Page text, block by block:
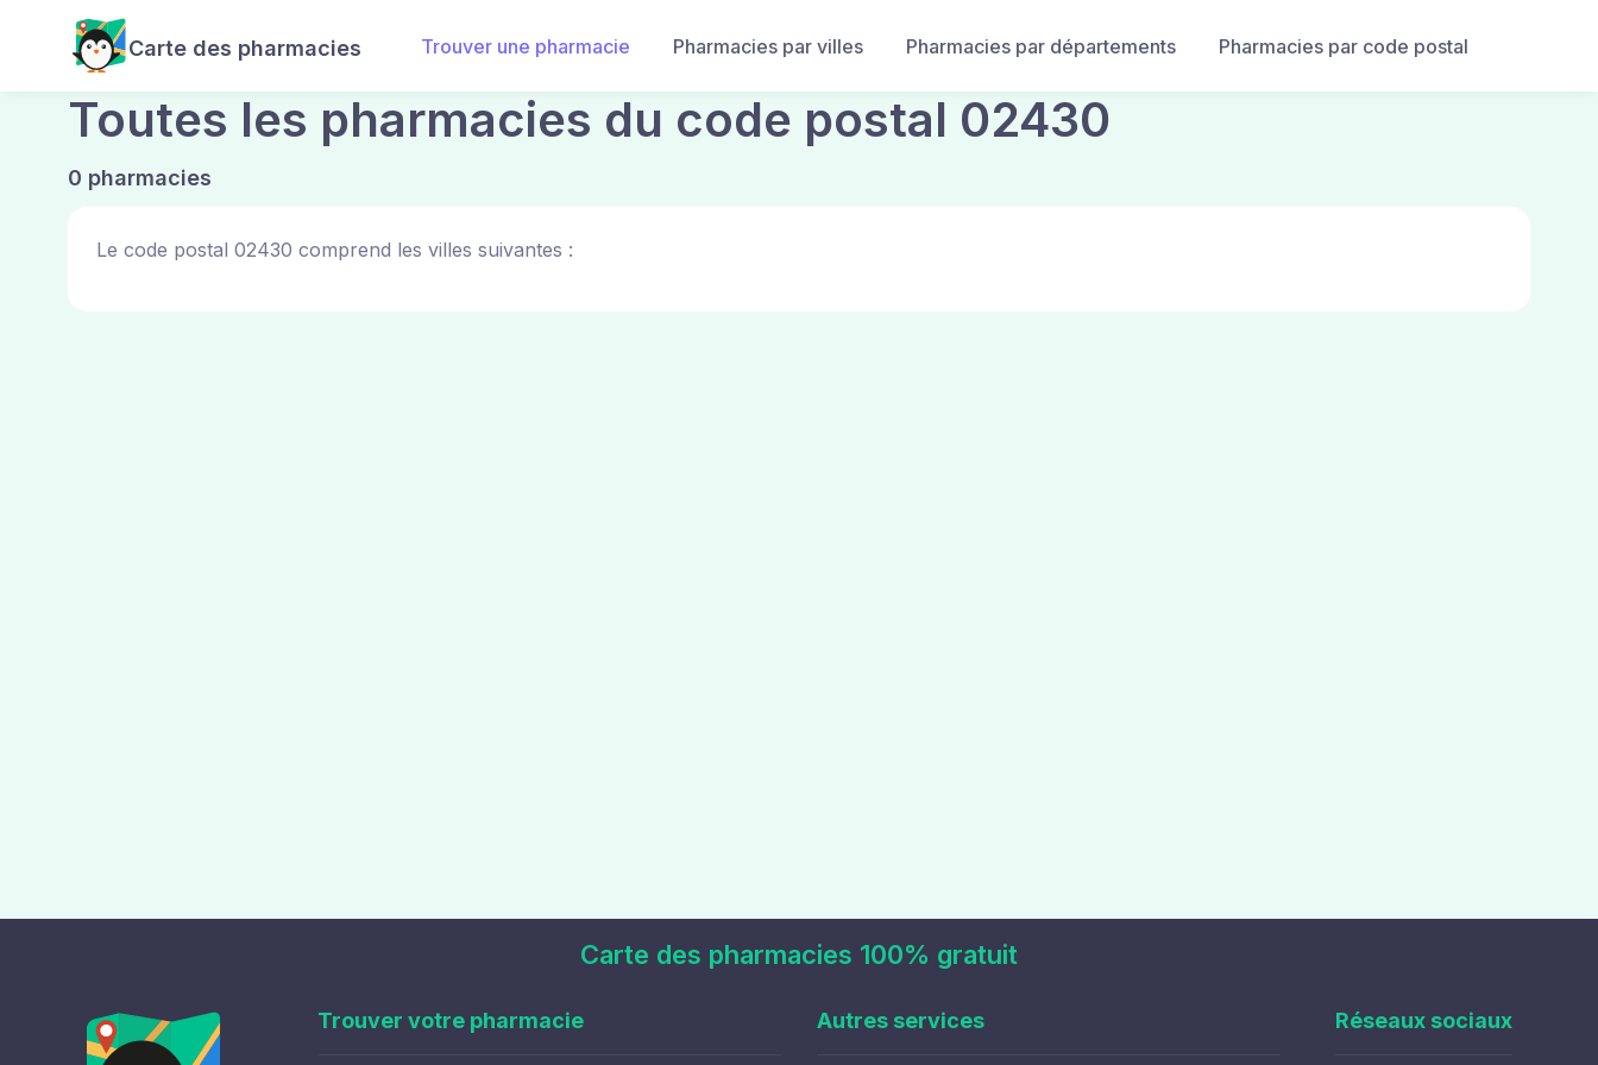
Carte des pharmacies Trouver une pharmacie Pharmacies par villes Pharmacies par départements Pharmacies par code postal
Toutes les pharmacies du code postal 02430
0 pharmacies
Le code postal 02430 comprend les villes suivantes :
Carte des pharmacies 100% gratuit
Trouver votre pharmacie Autres services Réseaux sociaux